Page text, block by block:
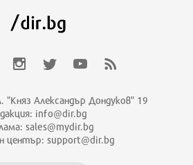
"Княз Александър Дондуков" 19
info@dir.bg
sales@mydir.bg
център: support@dir.bg